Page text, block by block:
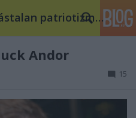
Fent és lent - gátlástalan patriotizmus
Andor
15